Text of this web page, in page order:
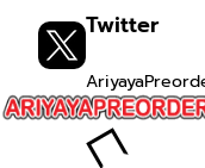
Twitter